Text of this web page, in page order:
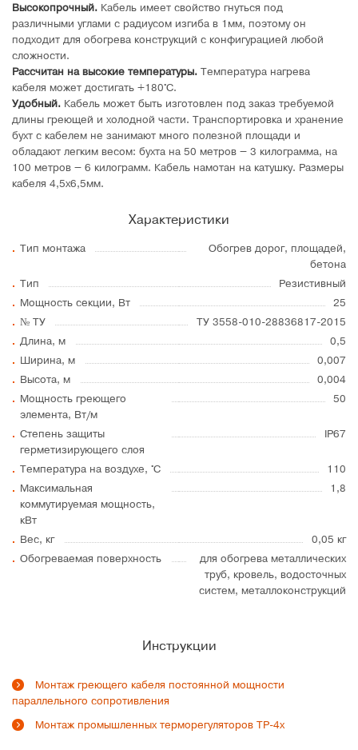
Высокопрочный. Кабель имеет свойство гнуться под
различными углами с радиусом изгиба в 1мм, поэтому он
подходит для обогрева конструкций с конфигурацией любой
сложности.
Рассчитан на высокие температуры. Температура нагрева
кабеля может достигать +180°C.
Удобный. Кабель может быть изготовлен под заказ требуемой
длины греющей и холодной части. Транспортировка и хранение
бухт с кабелем не занимают много полезной площади и
обладают легким весом: бухта на 50 метров – 3 килограмма, на
100 метров – 6 килограмм. Кабель намотан на катушку. Размеры
кабеля 4,5х6,5мм.
Характеристики
Тип монтажа
Обогрев дорог, площадей,
бетона
Тип
Резистивный
Мощность секции, Вт
25
№ ТУ
ТУ 3558-010-28836817-2015
Длина, м
0,5
Ширина, м
0,007
Высота, м
0,004
Мощность греющего
элемента, Вт/м
50
Степень защиты
герметизирующего слоя
IP67
Температура на воздухе, °C
110
Максимальная
коммутируемая мощность,
кВт
1,8
Вес, кг
0,05 кг
Обогреваемая поверхность
для обогрева металлических
труб, кровель, водосточных
систем, металлоконструкций
Инструкции
Монтаж греющего кабеля постоянной мощности
параллельного сопротивления
Монтаж промышленных терморегуляторов ТР-4х